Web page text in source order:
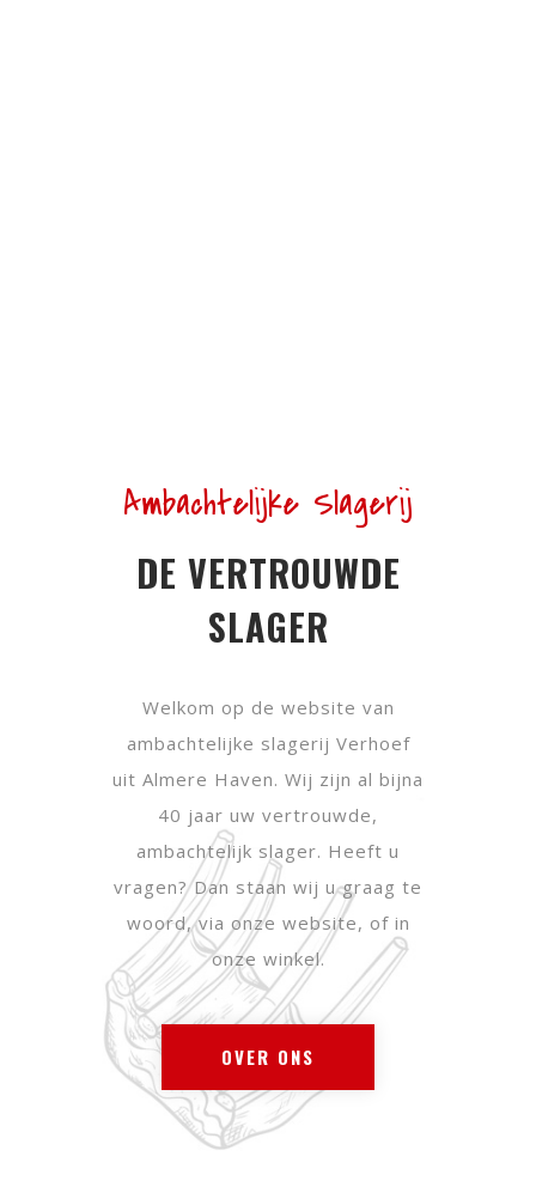
Ambachtelijke Slagerij
DE VERTROUWDE
SLAGER
Welkom op de website van
ambachtelijke slagerij Verhoef
uit Almere Haven. Wij zijn al bijna
40 jaar uw vertrouwde,
ambachtelijk slager. Heeft u
vragen? Dan staan wij u graag te
woord, via onze website, of in
onze winkel.
OVER ONS